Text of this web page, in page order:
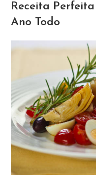
Receita
Ano Todo